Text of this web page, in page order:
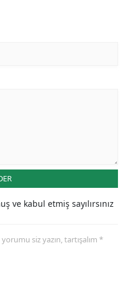
ve kabul etmiş sayılırsınız
siz yazın, tartışalım *